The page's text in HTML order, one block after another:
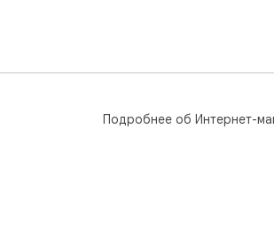
Подробнее об Интернет-